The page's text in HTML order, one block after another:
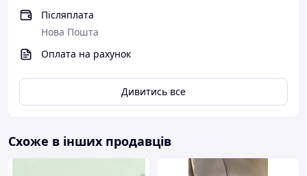
Післяплата
Нова Пошта
Оплата на рахунок
Дивитись все
Схоже в інших продавців